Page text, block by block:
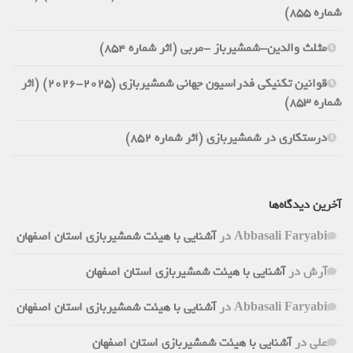
شماره 855)
مثلث والدین-شمشیرباز -مربی (اثر شماره 854)
قوانین تکنیکی فدراسیون جهانی شمشیربازی (2025-2026) (اثر
شماره 853)
درستکاری در شمشیربازی (اثر شماره 852)
آخرین دیدگاه‌ها
Abbasali Faryabiدرآشنایی با هیئت شمشیربازی استان اصفهان
آرشدرآشنایی با هیئت شمشیربازی استان اصفهان
Abbasali Faryabiدرآشنایی با هیئت شمشیربازی استان اصفهان
علیدرآشنایی با هیئت شمشیربازی استان اصفهان